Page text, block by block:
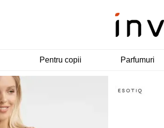
Pentru copii Parfumuri